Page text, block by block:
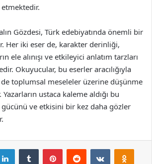
Gözdesi, Türk edebiyatında önemli bir
Her iki eser de, karakter derinliği,
ele alınışı ve etkileyici anlatım tarzları
Okuyucular, bu eserler aracılığıyla
toplumsal meseleler üzerine düşünme
Yazarların ustaca kaleme aldığı bu
gücünü ve etkisini bir kez daha gözler
LinkedInTumblr PinterestReddit VKontakte